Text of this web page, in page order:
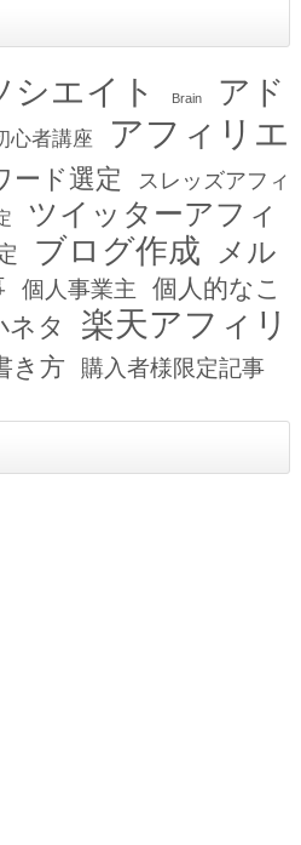
シエイト Brain
アド
心者講座
アフィリエ
ード選定
スレッズアフィ
ツイッターアフィ
ブログ作成
メル
個人事業主
個人的なこ
ネタ
楽天アフィリ
き方 購入者様限定記事